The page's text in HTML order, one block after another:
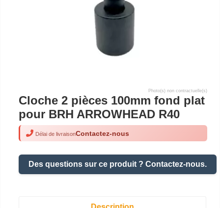
Photo(s) non contractuelle(s)
Cloche 2 pièces 100mm fond plat
pour BRH ARROWHEAD R40
Délai de livraisonContactez-nous
Des questions sur ce produit ? Contactez-nous.